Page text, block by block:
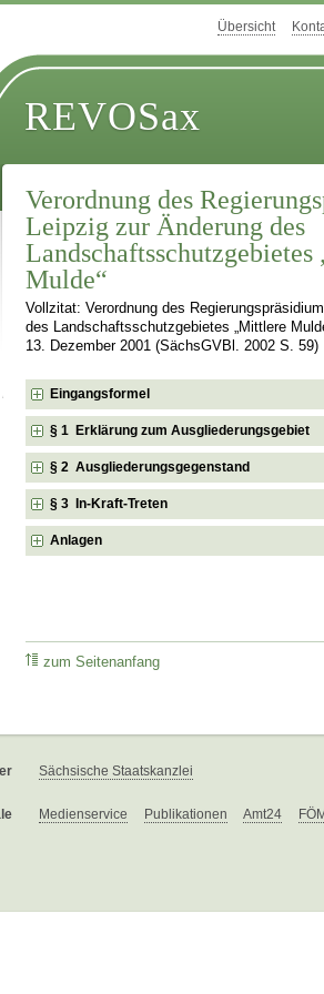
Übersicht
REVOSax
Verordnung des
Leipzig zur Änderung des
Mulde“
Vollzitat: Verordnung des
des Landschaftsschutzgebietes „Mittlere
13. Dezember 2001 (SächsGVBl. 2002 S. 59)
Eingangsformel
§ 1 Erklärung zum Ausgliederungsgebiet
§ 2 Ausgliederungsgegenstand
§ 3 In-Kraft-Treten
Anlagen
zum Seitenanfang
Sächsische Staatskanzlei
Medienservice Publikationen Amt24